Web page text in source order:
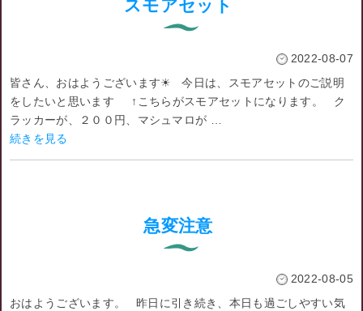
スモアセット
2022-08-07
皆さん、おはようございます☀ 今日は、スモアセットのご説明
をしたいと思います ↑こちらがスモアセットになります。 ク
ラッカーが、２００円、マシュマロが …
続きを見る
急変注意
2022-08-05
おはようございます。 昨日に引き続き、本日も過ごしやすい気